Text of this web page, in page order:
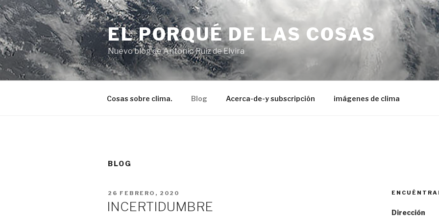
Ir
al
contenido
EL PORQUÉ DE LAS COSAS
Nuevo blog de Antonio Ruiz de Elvira
Cosas sobre clima. Blog Acerca-de-y subscripción imágenes de clima
BLOG
PUBLICADO
EN
26 FEBRERO, 2020
INCERTIDUMBRE
Dirección